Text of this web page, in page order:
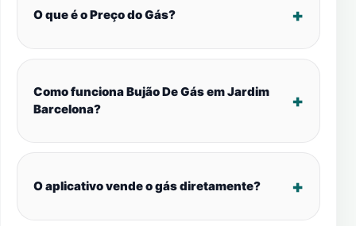
O que é o Preço do Gás?
Como funciona Bujão De Gás em Jardim
Barcelona?
O aplicativo vende o gás diretamente?